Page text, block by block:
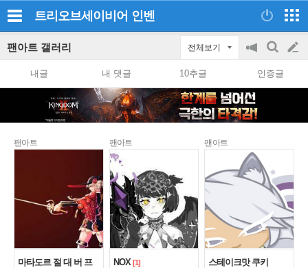
트리오브세이비어 인벤
팬아트 갤러리 전체보기
공
on/off
검
색
글
쓰
내글 내 댓글 10추글 인증글
팬아트
마타도르 절 대 버 프
팬아트
NOX [1]
팬아트
스테이크맛 쿠키